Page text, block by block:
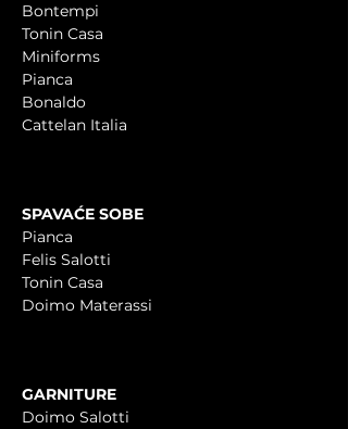
Bontempi
Tonin Casa
Miniforms
Pianca
Bonaldo
Cattelan Italia
SPAVAĆE SOBE
Pianca
Felis Salotti
Tonin Casa
Doimo Materassi
GARNITURE
Doimo Salotti